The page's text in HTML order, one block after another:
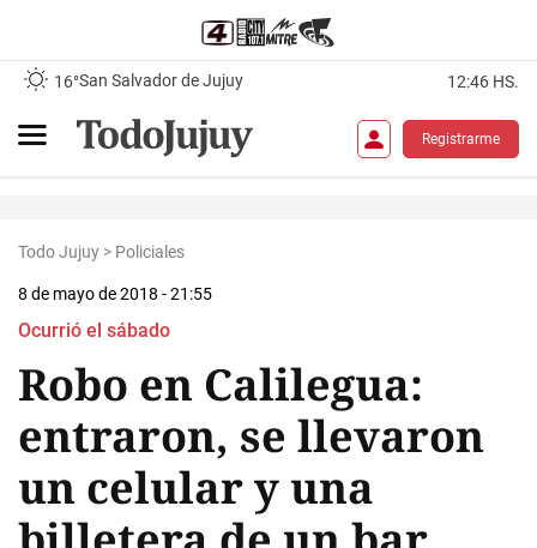
16°San Salvador de Jujuy 12:46 HS.
Registrarme
Todo Jujuy > Policiales
8 de mayo de 2018 - 21:55
Ocurrió el sábado
Robo en Calilegua:
entraron, se llevaron
un celular y una